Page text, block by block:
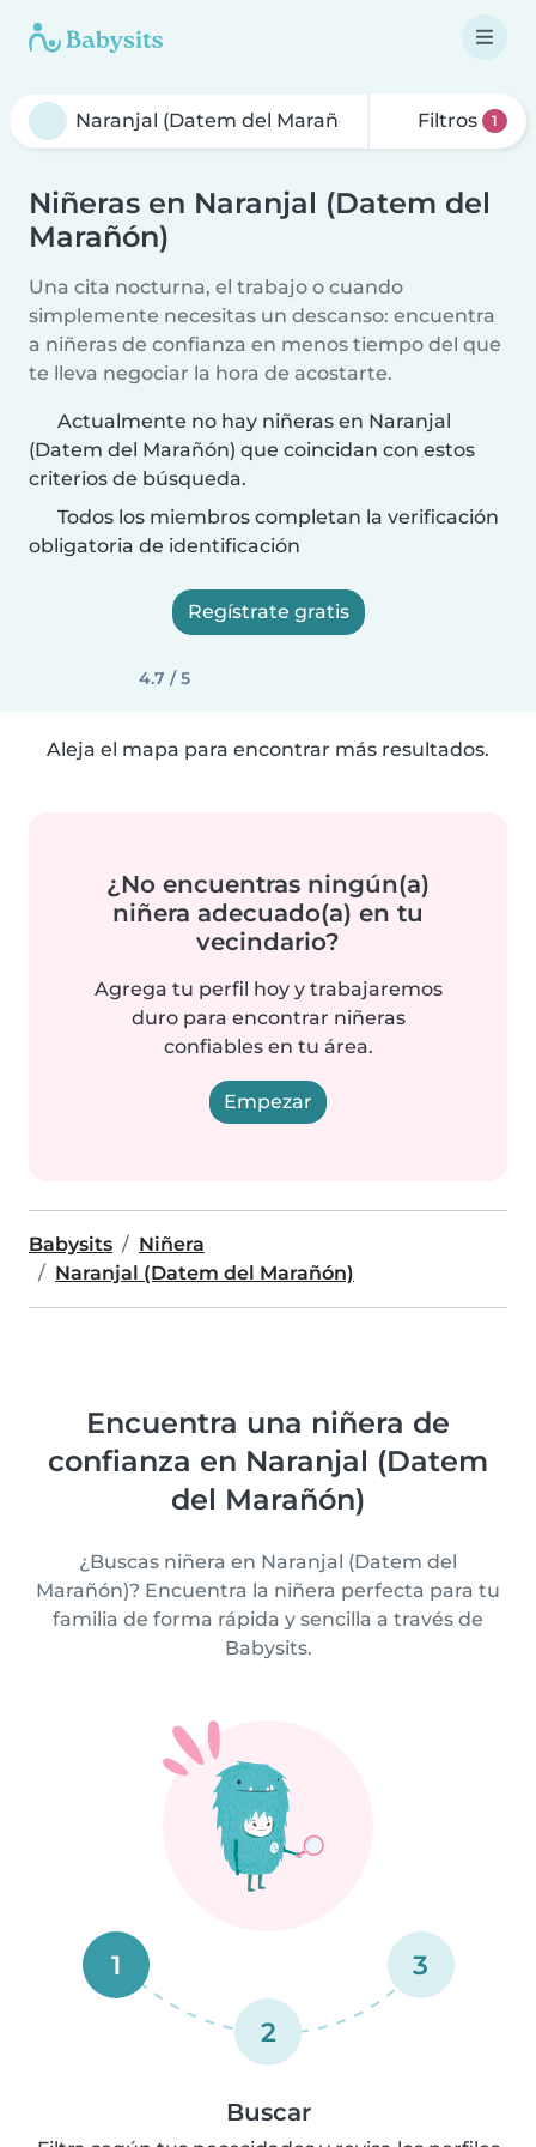
Filtros 1
Niñeras en Naranjal (Datem del
Marañón)
Una cita nocturna, el trabajo o cuando
simplemente necesitas un descanso: encuentra
a niñeras de confianza en menos tiempo del que
te lleva negociar la hora de acostarte.
Actualmente no hay niñeras en Naranjal
(Datem del Marañón) que coincidan con estos
criterios de búsqueda.
Todos los miembros completan la verificación
obligatoria de identificación
Regístrate gratis
4.7 / 5
Aleja el mapa para encontrar más resultados.
¿No encuentras ningún(a)
niñera adecuado(a) en tu
vecindario?
Agrega tu perfil hoy y trabajaremos
duro para encontrar niñeras
confiables en tu área.
Empezar
Babysits
Niñera
Naranjal (Datem del Marañón)
Encuentra una niñera de
confianza en Naranjal (Datem
del Marañón)
¿Buscas niñera en Naranjal (Datem del
Marañón)? Encuentra la niñera perfecta para tu
familia de forma rápida y sencilla a través de
Babysits.
1
2
3
Buscar